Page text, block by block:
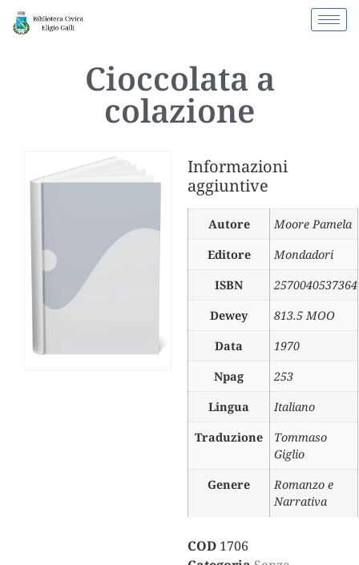
Cioccolata a
colazione
Informazioni
aggiuntive
Autore
Moore Pamela
Editore
Mondadori
ISBN
2570040537364
Dewey
813.5 MOO
Data
1970
Npag
253
Lingua
Italiano
Traduzione
Tommaso
Giglio
Genere
Romanzo e
Narrativa
COD 1706